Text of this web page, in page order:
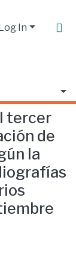
In
tercer
de
la